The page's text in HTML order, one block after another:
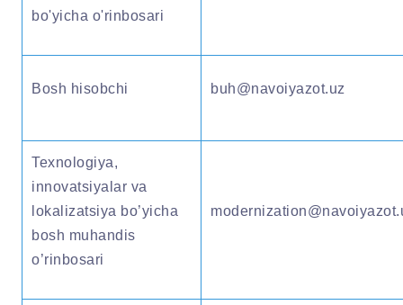
bo'yicha o'rinbosari
Bosh hisobchi buh@navoiyazot.uz
Texnologiya,
innovatsiyalar va
lokalizatsiya bo’yicha
bosh muhandis
o’rinbosari